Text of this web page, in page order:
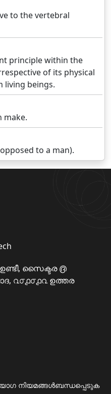
to the vertebral
principle within the
of its physical
living beings.
make.
to a man).
സൈക്ടര ൫
൨൦൧൦൧൨ ഉത്തര
നിയമങ്ങൾബന്ധപ്പെടുക